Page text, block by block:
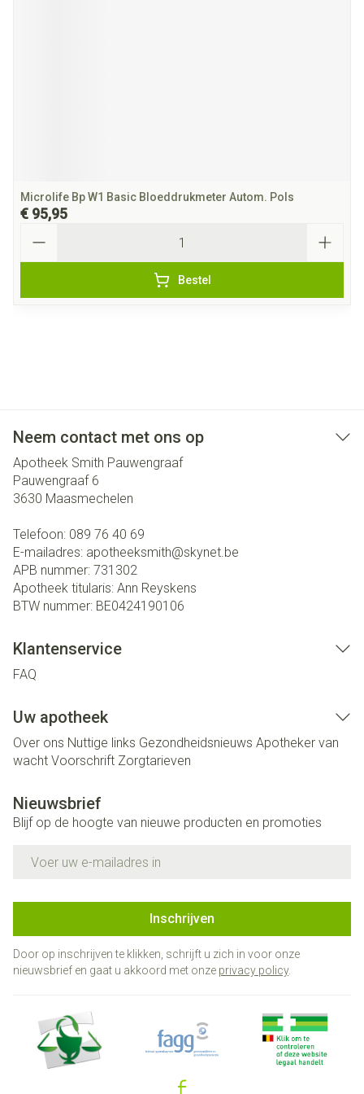
Microlife Bp W1 Basic Bloeddrukmeter Autom. Pols
€ 95,95
Bestel
Neem contact met ons op
Apotheek Smith Pauwengraaf
Pauwengraaf 6
3630 Maasmechelen
Telefoon: 089 76 40 69
E-mailadres: apotheeksmith@skynet.be
APB nummer: 731302
Apotheek titularis: Ann Reyskens
BTW nummer: BE0424190106
Klantenservice
FAQ
Uw apotheek
Over ons Nuttige links Gezondheidsnieuws Apotheker van
wacht Voorschrift Zorgtarieven
Nieuwsbrief
Blijf op de hoogte van nieuwe producten en promoties
Inschrijven
Door op inschrijven te klikken, schrijft u zich in voor onze
nieuwsbrief en gaat u akkoord met onze privacy policy.